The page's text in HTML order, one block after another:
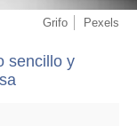
Grifo Pexels
sencillo y